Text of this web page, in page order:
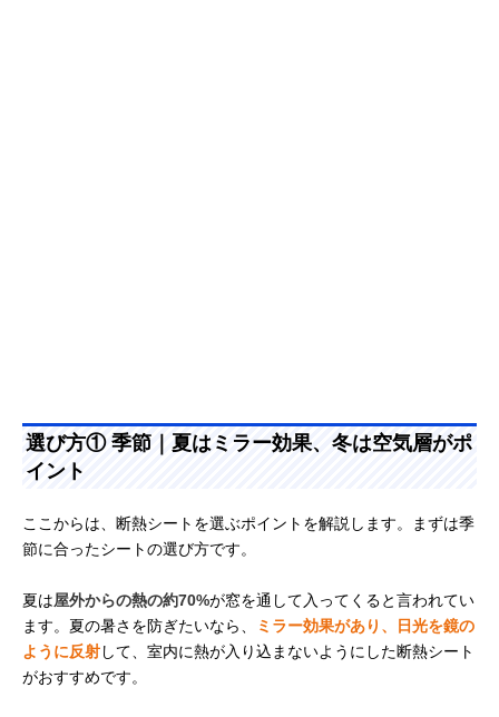
選び方① 季節｜夏はミラー効果、冬は空気層がポ
イント
ここからは、断熱シートを選ぶポイントを解説します。まずは季
節に合ったシートの選び方です。
夏は屋外からの熱の約70%が窓を通して入ってくると言われてい
ます。夏の暑さを防ぎたいなら、
ミラー効果があり、日光を鏡の
ように反射して、室内に熱が入り込まないようにした断熱シート
がおすすめです。